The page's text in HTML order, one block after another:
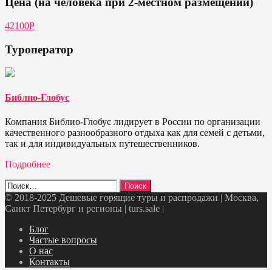
42100Р
Туроператор
Библио-Глобус
Компания Библио-Глобус лидирует в России по организации
качественного разнообразного отдыха как для семей с детьми,
так и для индивидуальных путешественников.
Подробнее
Найти:
© 2018-2025 Дешевые горящие туры и распродажи | Москва,
Санкт Петербург и регионы | turs.sale |
Блог
Частые вопросы
О нас
Контакты